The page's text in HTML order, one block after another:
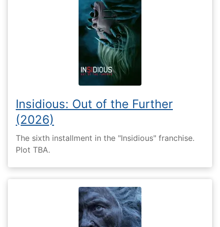
Insidious: Out of the Further
(2026)
The sixth installment in the "Insidious" franchise.
Plot TBA.